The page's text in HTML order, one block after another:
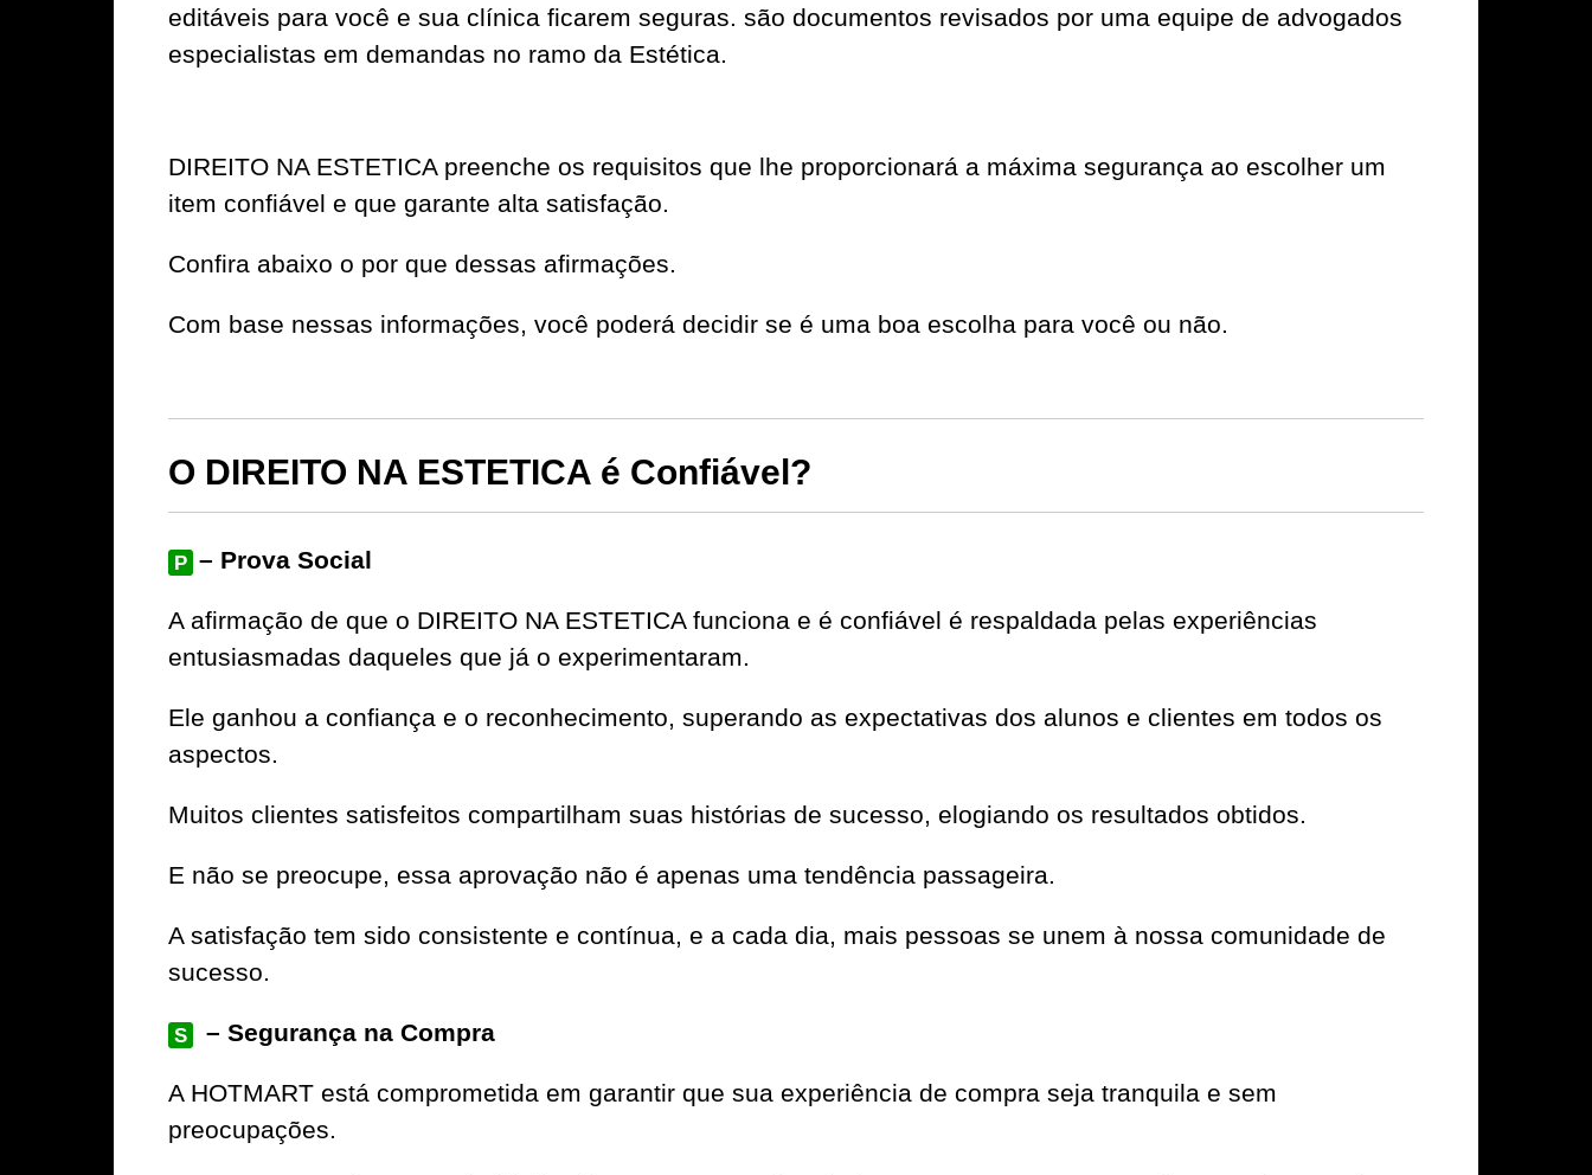
editáveis para você e sua clínica ficarem seguras. são documentos revisados por uma equipe de advogados
especialistas em demandas no ramo da Estética.
DIREITO NA ESTETICA preenche os requisitos que lhe proporcionará a máxima segurança ao escolher um
item confiável e que garante alta satisfação.
Confira abaixo o por que dessas afirmações.
Com base nessas informações, você poderá decidir se é uma boa escolha para você ou não.
O DIREITO NA ESTETICA é Confiável?
P – Prova Social
A afirmação de que o DIREITO NA ESTETICA funciona e é confiável é respaldada pelas experiências
entusiasmadas daqueles que já o experimentaram.
Ele ganhou a confiança e o reconhecimento, superando as expectativas dos alunos e clientes em todos os
aspectos.
Muitos clientes satisfeitos compartilham suas histórias de sucesso, elogiando os resultados obtidos.
E não se preocupe, essa aprovação não é apenas uma tendência passageira.
A satisfação tem sido consistente e contínua, e a cada dia, mais pessoas se unem à nossa comunidade de
sucesso.
S – Segurança na Compra
A HOTMART está comprometida em garantir que sua experiência de compra seja tranquila e sem
preocupações.